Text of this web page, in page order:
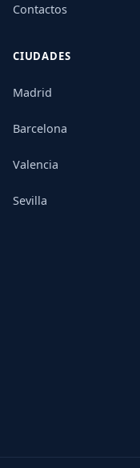
Contactos
CIUDADES
Madrid
Barcelona
Valencia
Sevilla